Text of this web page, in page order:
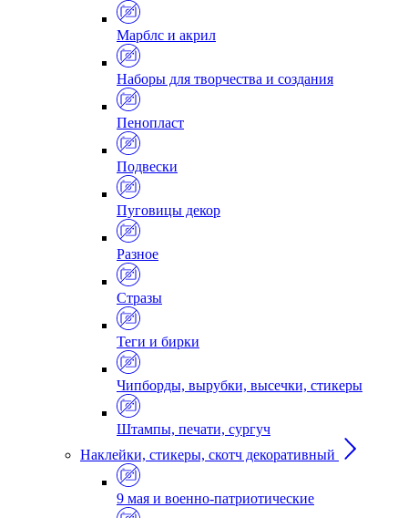
Марблс и акрил
Наборы для творчества и создания
Пенопласт
Подвески
Пуговицы декор
Разное
Стразы
Теги и бирки
Чипборды, вырубки, высечки, стикеры
Штампы, печати, сургуч
Наклейки, стикеры, скотч декоративный
9 мая и военно-патриотические